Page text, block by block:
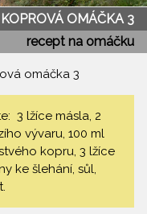
KOPROVÁ OMÁČKA 3
recept na omáčku
omáčka 3
3 lžíce másla, 2
vývaru, 100 ml
kopru, 3 lžíce
ke šlehání, sůl,